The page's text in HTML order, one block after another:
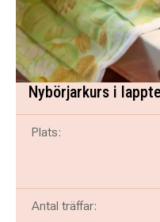
Nybörjarkurs i
Plats:
Antal träffar: